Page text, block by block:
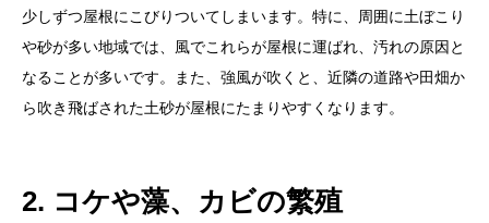
少しずつ屋根にこびりついてしまいます。特に、周囲に土ぼこり
や砂が多い地域では、風でこれらが屋根に運ばれ、汚れの原因と
なることが多いです。また、強風が吹くと、近隣の道路や田畑か
ら吹き飛ばされた土砂が屋根にたまりやすくなります。
2. コケや藻、カビの繁殖